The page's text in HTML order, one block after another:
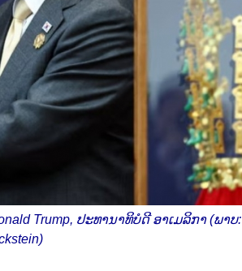
Trump, ປະທານາທິບໍດີ ອາເມລິກາ (ພາບ: